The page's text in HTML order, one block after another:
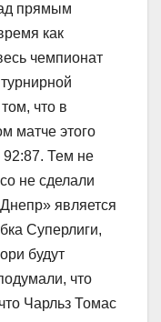
прямым
как
чемпионат
что в
матче этого
Тем не
не сделали
является
Суперлиги,
будут
что
Чарльз Томас